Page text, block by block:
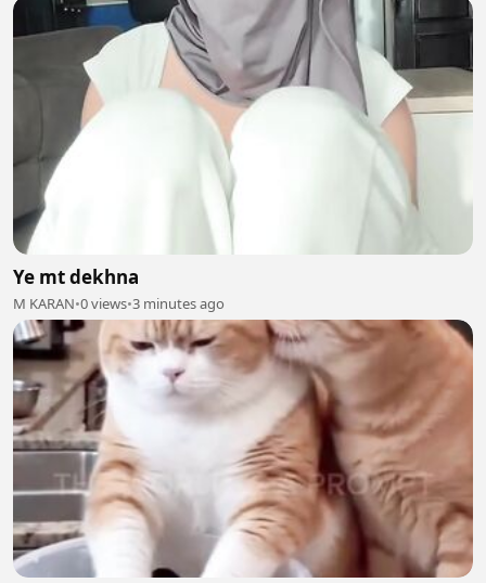
Ye mt dekhna
M KARAN•0 views•3 minutes ago